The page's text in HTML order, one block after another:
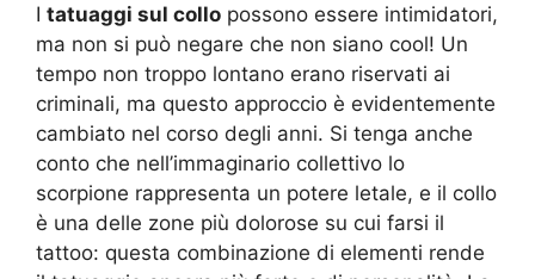
I tatuaggi sul collo possono essere intimidatori,
ma non si può negare che non siano cool! Un
tempo non troppo lontano erano riservati ai
criminali, ma questo approccio è evidentemente
cambiato nel corso degli anni. Si tenga anche
conto che nell’immaginario collettivo lo
scorpione rappresenta un potere letale, e il collo
è una delle zone più dolorose su cui farsi il
tattoo: questa combinazione di elementi rende